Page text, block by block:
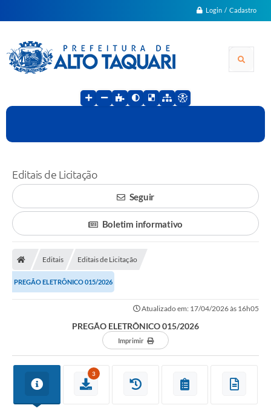
Login / Cadastro
Editais de Licitação
Seguir
Boletim informativo
Editais Editais de Licitação
PREGÃO ELETRÔNICO 015/2026
Atualizado em: 17/04/2026 às 16h05
PREGÃO ELETRÔNICO 015/2026
Imprimir
3